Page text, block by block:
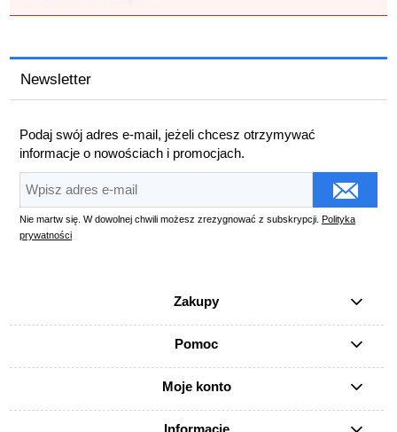
Newsletter
Podaj swój adres e-mail, jeżeli chcesz otrzymywać
informacje o nowościach i promocjach.
Nie martw się. W dowolnej chwili możesz zrezygnować z subskrypcji. Polityka
prywatności
Zakupy
Pomoc
Moje konto